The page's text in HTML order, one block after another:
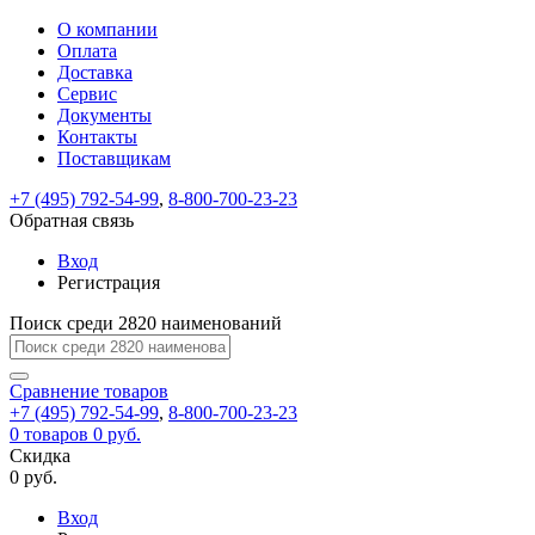
ВходРегистрация
Только
test@example.com
отправлена
по
ней
для
регистрации.
Ок
Только
Запомнить
меня
Забыли
Восстановление
пароля
Заполните
форму.
Мы
отправим
ссылку
на
указанный
электронный
адрес,
перейдя
по
которой
вы
новый
На
вашу
test@test.ru
отправлена
ссылка.
Перейдите
по
для
смены
пароля.
Введите
новый
пароль
Сменить
Пароль
успешно
Войти
Обратная
связь
Сообщение
пользовательского
соглашения
Ваше
сообщение
успешно
О компании
Оплата
Доставка
Сервис
Документы
Контакты
Поставщикам
+7 (495) 792-54-99, 8-800-700-23-23
Обратная связь
Вход
Регистрация
Поиск среди 2820 наименований
Сравнение товаров
+7 (495) 792-54-99, 8-800-700-23-23
0 товаров 0 руб.
Скидка
0 руб.
Вход